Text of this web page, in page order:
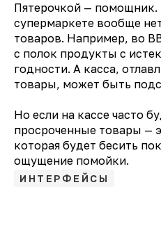
Пятерочкой — помощник.
супермаркете вообще
товаров. Например, во
с полок продукты с
годности. А касса,
товары, может быть
Но если на кассе часто
просроченные товары —
которая будет бесить
ощущение помойки.
ИНТЕРФЕЙСЫ